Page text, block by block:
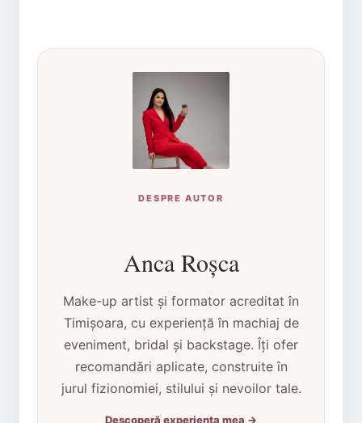
DESPRE AUTOR
Anca Roșca
Make-up artist și formator acreditat în
Timișoara, cu experiență în machiaj de
eveniment, bridal și backstage. Îți ofer
recomandări aplicate, construite în
jurul fizionomiei, stilului și nevoilor tale.
Descoperă experiența mea →